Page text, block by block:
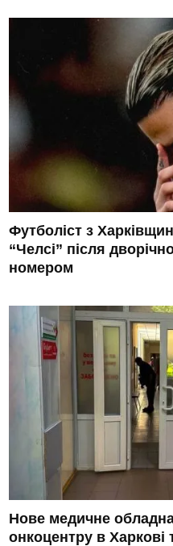
Футболіст з
“Челсі” після
номером
Нове медичне
онкоцентру в